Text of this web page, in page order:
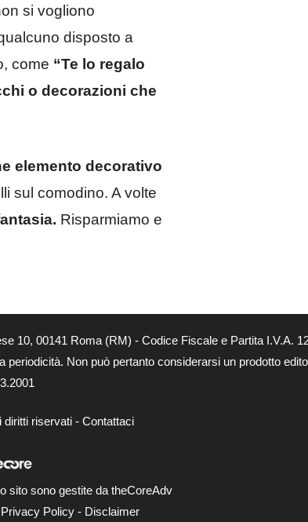
si vogliono
disposto a
come “Te lo regalo
o decorazioni che
elemento decorativo
sul comodino. A volte
Risparmiamo e
10, 00141 Roma (RM) - Codice Fiscale e Partita I.V.A.
Non può pertanto considerarsi un prodotto
diritti riservati - Contattaci
sito sono gestite da theCoreAdv
Privacy Policy- Disclaimer